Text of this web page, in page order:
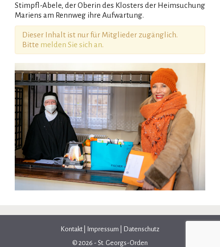
Stimpfl-Abele, der Oberin des Klosters der Heimsuchung
Mariens am Rennweg ihre Aufwartung.
Dieser Inhalt ist nur für Mitglieder zugänglich.
Bitte melden Sie sich an.
Kontakt Impressum
Datenschutz
© 2026 - St. Georgs-Orden